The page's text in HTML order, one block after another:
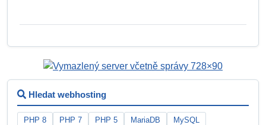
Hledat webhosting
PHP 8 PHP 7 PHP 5 MariaDB
MySQL